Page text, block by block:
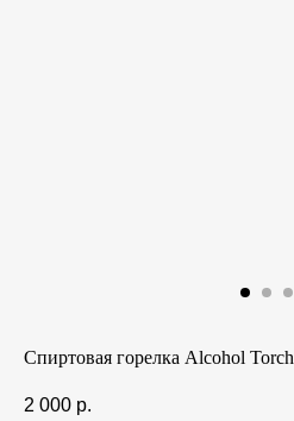
Спиртовая горелка Alcohol Torch
2 000 р.